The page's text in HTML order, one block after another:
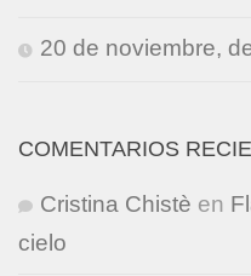
20 de noviembre,
COMENTARIOS
Cristina Chistè en
cielo